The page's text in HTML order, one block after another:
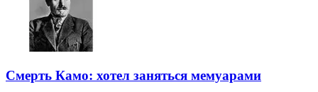
Смерть Камо: хотел заняться мемуарами